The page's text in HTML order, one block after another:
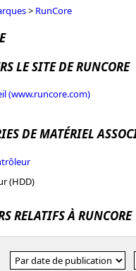
> RunCore
LE SITE DE RUNCORE
(www.runcore.com)
DE MATÉRIEL
(HDD)
RELATIFS À RUNCORE